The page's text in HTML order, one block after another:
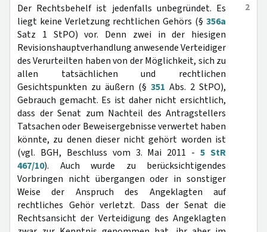
2
Der Rechtsbehelf ist jedenfalls unbegründet. Es
liegt keine Verletzung rechtlichen Gehörs (§ 356a
Satz 1 StPO) vor. Denn zwei in der hiesigen
Revisionshauptverhandlung anwesende Verteidiger
des Verurteilten haben von der Möglichkeit, sich zu
allen tatsächlichen und rechtlichen
Gesichtspunkten zu äußern (§ 351 Abs. 2 StPO),
Gebrauch gemacht. Es ist daher nicht ersichtlich,
dass der Senat zum Nachteil des Antragstellers
Tatsachen oder Beweisergebnisse verwertet haben
könnte, zu denen dieser nicht gehört worden ist
(vgl. BGH, Beschluss vom 3. Mai 2011 -5 StR
467/10). Auch wurde zu berücksichtigendes
Vorbringen nicht übergangen oder in sonstiger
Weise der Anspruch des Angeklagten auf
rechtliches Gehör verletzt. Dass der Senat die
Rechtsansicht der Verteidigung des Angeklagten